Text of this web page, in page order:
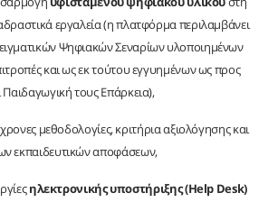
εργαλεία (η πλατφόρμα περιλαμβάνει
Ψηφιακών Σεναρίων υλοποιημένων
και ως εκ τούτου εγγυημένων ως προς
Παιδαγωγική τους Επάρκεια),
μεθοδολογίες, κριτήρια αξιολόγησης και
εκπαιδευτικών αποφάσεων,
ηλεκτρονικής υποστήριξης (Help Desk)